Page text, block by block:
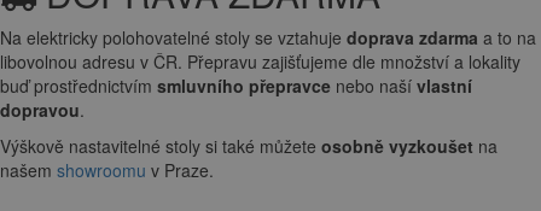
Na elektricky polohovatelné stoly se vztahuje doprava zdarma a to na
libovolnou adresu v ČR. Přepravu zajišťujeme dle množství a lokality
buď prostřednictvím smluvního přepravce nebo naší vlastní
dopravou.
Výškově nastavitelné stoly si také můžete osobně vyzkoušet na
našem showroomu v Praze.